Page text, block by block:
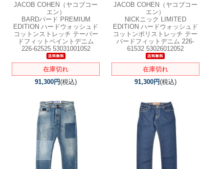
JACOB COHEN（ヤコブコー
エン）
BARDバード PREMIUM
EDITION ハードウォッシュド
コットンストレッチ テーパー
ドフィットペイントデニム
226-62525 53031001052
在庫切れ
91,300円(税込)
JACOB COHEN（ヤコブコー
エン）
NICKニック LIMITED
EDITION ハードウォッシュド
コットンポリストレッチ テー
パードフィットデニム 226-
61532 53026012052
在庫切れ
91,300円(税込)